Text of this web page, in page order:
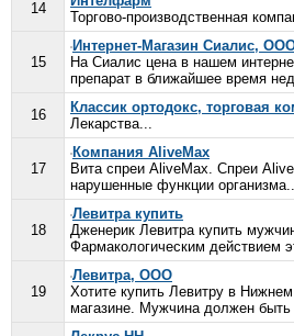
14
Торгово-производственная
15
Интернет-Магазин Сиалис,
На Сиалис цена в нашем
препарат в ближайшее время
16
Классик ортодокс, торговая
Лекарства...
17
Компания AliveMax
Вита спреи AliveMax. Спреи
нарушенные функции
18
Левитра купить
Дженерик Левитра купить
Фармакологическим действием
19
Левитра, ООО
Хотите купить Левитру в
магазине. Мужчина должен